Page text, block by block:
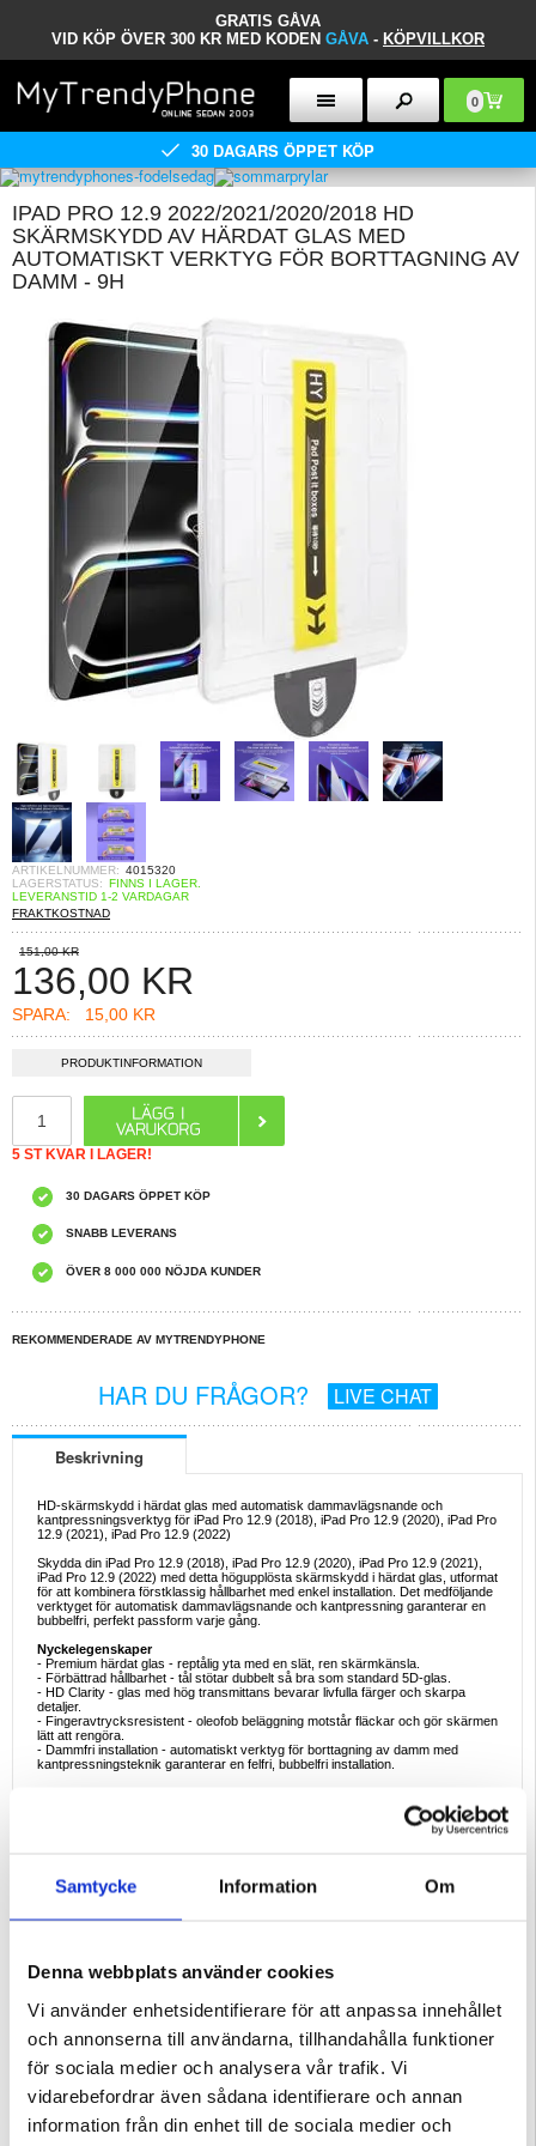
Samtycke Information Om
Denna webbplats använder cookies
Vi använder enhetsidentifierare för att anpassa innehållet
och annonserna till användarna, tillhandahålla funktioner
för sociala medier och analysera vår trafik. Vi
vidarebefordrar även sådana identifierare och annan
information från din enhet till de sociala medier och
GRATIS GÅVA
VID KÖP ÖVER 300 KR MED KODEN GÅVA - KÖPVILLKOR
0
30 DAGARS ÖPPET KÖP
IPAD PRO 12.9 2022/2021/2020/2018 HD
SKÄRMSKYDD AV HÄRDAT GLAS MED
AUTOMATISKT VERKTYG FÖR BORTTAGNING AV
DAMM - 9H
ARTIKELNUMMER: 4015320
LAGERSTATUS: FINNS I LAGER.
LEVERANSTID 1-2 VARDAGAR
FRAKTKOSTNAD
151,00 KR
136,00 KR
SPARA: 15,00 KR
PRODUKTINFORMATION
5 ST KVAR I LAGER!
30 DAGARS ÖPPET KÖP
SNABB LEVERANS
ÖVER 8 000 000 NÖJDA KUNDER
REKOMMENDERADE AV MYTRENDYPHONE
HAR DU FRÅGOR? LIVE CHAT
Beskrivning
HD-skärmskydd i härdat glas med automatisk dammavlägsnande och
kantpressningsverktyg för iPad Pro 12.9 (2018), iPad Pro 12.9 (2020), iPad Pro
12.9 (2021), iPad Pro 12.9 (2022)
Skydda din iPad Pro 12.9 (2018), iPad Pro 12.9 (2020), iPad Pro 12.9 (2021),
iPad Pro 12.9 (2022) med detta högupplösta skärmskydd i härdat glas, utformat
för att kombinera förstklassig hållbarhet med enkel installation. Det medföljande
verktyget för automatisk dammavlägsnande och kantpressning garanterar en
bubbelfri, perfekt passform varje gång.
Nyckelegenskaper
- Premium härdat glas - reptålig yta med en slät, ren skärmkänsla.
- Förbättrad hållbarhet - tål stötar dubbelt så bra som standard 5D-glas.
- HD Clarity - glas med hög transmittans bevarar livfulla färger och skarpa
detaljer.
- Fingeravtrycksresistent - oleofob beläggning motstår fläckar och gör skärmen
lätt att rengöra.
- Dammfri installation - automatiskt verktyg för borttagning av damm med
kantpressningsteknik garanterar en felfri, bubbelfri installation.
Förpackningens innehåll
- 1 x Film av härdat glas
- 1 x Rengöringssats
Oavsett om det gäller arbete, spel eller resor ser det här skyddet till att din iPad
Pro 12.9 (2018), iPad Pro 12.9 (2020), iPad Pro 12.9 (2021), iPad Pro 12.9
installationsverktyget gör det snabbt och professionellt att applicera det hemma.
Varför välja detta skydd
Till skillnad från vanliga glasfilmer erbjuder det här skyddet militärtestad
hållbarhet och ett smartare, dammfritt installationssystem, vilket gör det perfekt
för alla som värdesätter både skydd och bekvämlighet.
Det kantpressande installationsverktyget använder mekaniskt tryck för att